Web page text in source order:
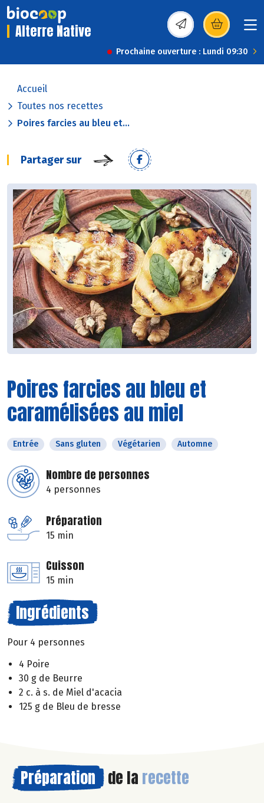
Alterre Native (s’ouvre dans une
Prochaine ouverture : Lundi 09:30
Accueil
Toutes nos recettes
Poires farcies au bleu et...
Partager sur
Poires farcies au bleu et
caramélisées au miel
Entrée Sans gluten Végétarien Automne
Nombre de personnes
4 personnes
Préparation
15 min
Cuisson
15 min
Ingrédients
Pour 4 personnes
4 Poire
30 g de Beurre
2 c. à s. de Miel d'acacia
125 g de Bleu de bresse
Préparation de la recette